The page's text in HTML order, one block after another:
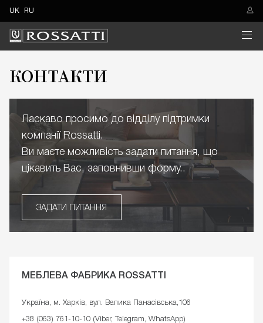
UK RU
КОНТАКТИ
Ласкаво просимо до відділу підтримки
компанії Rossatti.
Ви маєте можливість задати питання, що
цікавить Вас, заповнивши форму..
ЗАДАТИ ПИТАННЯ
МЕБЛЕВА ФАБРИКА ROSSATTI
Україна, м. Харків, вул. Велика Панасівська,106
+38 (063) 761-10-10 (Viber, Telegram, WhatsApp)